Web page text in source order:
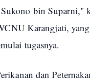
Sukono bin
Karangjati,
tugasnya.
dan